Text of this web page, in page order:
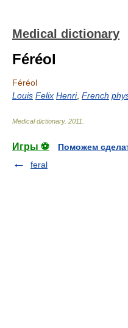
Medical dictionary
Féréol
Féréol
Louis Felix Henri, French
Medical dictionary. 2011
Игры ⚽
Поможем
feral